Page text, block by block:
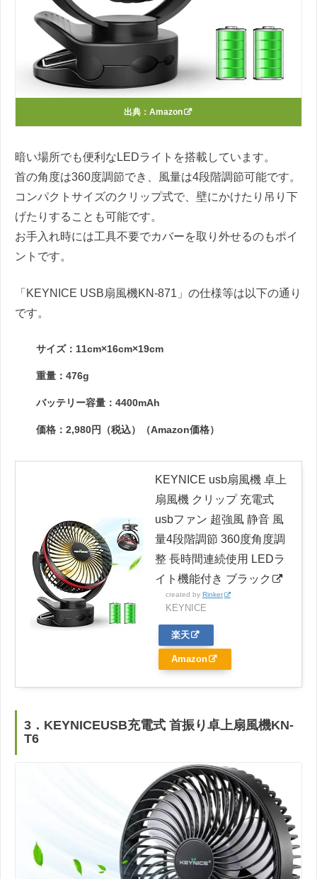
出典： Amazon
暗い場所でも便利なLEDライトを搭載しています。
首の角度は360度調節でき、風量は4段階調節可能です。
コンパクトサイズのクリップ式で、壁にかけたり吊り下
げたりすることも可能です。
お手入れ時には工具不要でカバーを取り外せるのもポイ
ントです。
「KEYNICE USB扇風機‎KN-871」の仕様等は以下の通り
です。
サイズ：11cm×16cm×19cm
重量：476g
バッテリー容量：4400mAh
価格：2,980円（税込）（Amazon価格）
KEYNICE usb扇風機 卓上
扇風機 クリップ 充電式
usbファン 超強風 静音 風
量4段階調節 360度角度調
整 長時間連続使用 LEDラ
イト機能付き ブラック
created by Rinker
KEYNICE
楽天
Amazon
3．KEYNICEUSB充電式 首振り卓上扇風機KN-
T6